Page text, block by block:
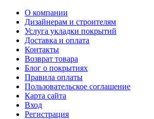
О компании
Дизайнерам и строителям
Услуга укладки покрытий
Доставка и оплата
Контакты
Возврат товара
Блог о покрытиях
Правила оплаты
Пользовательское соглашение
Карта сайта
Вход
Регистрация